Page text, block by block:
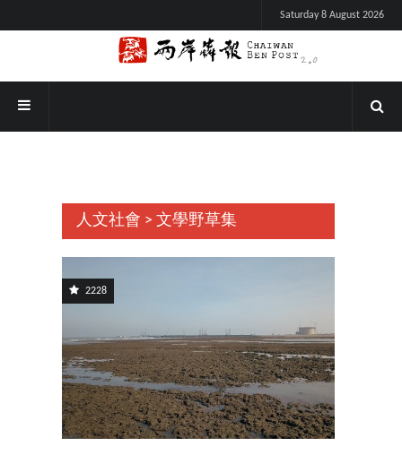
Saturday 8 August 2026
人文社會 > 文學野草集
2228